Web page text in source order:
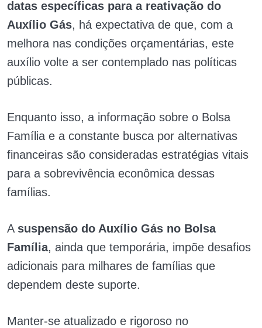
datas específicas para a reativação do
Auxílio Gás, há expectativa de que, com a
melhora nas condições orçamentárias, este
auxílio volte a ser contemplado nas políticas
públicas.
Enquanto isso, a informação sobre o Bolsa
Família e a constante busca por alternativas
financeiras são consideradas estratégias vitais
para a sobrevivência econômica dessas
famílias.
A suspensão do Auxílio Gás no Bolsa
Família, ainda que temporária, impõe desafios
adicionais para milhares de famílias que
dependem deste suporte.
Manter-se atualizado e rigoroso no